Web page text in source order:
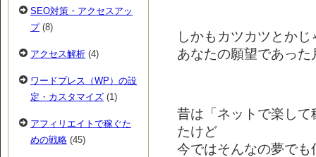
しかもカツカツとか
あなたの願望であっ
昔は「ネットで楽し
たけど
今ではそんなの夢でも
SEO対策・アクセスアッ
プ(8)
アクセス解析 (4)
ワードプレス（WP）の設
定・カスタマイズ (1)
アフィリエイトで稼ぐた
めの戦略 (45)